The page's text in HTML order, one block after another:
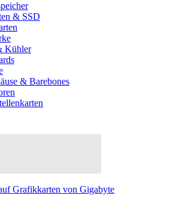
& SSD
Kühler
& Barebones
Grafikkarten von Gigabyte